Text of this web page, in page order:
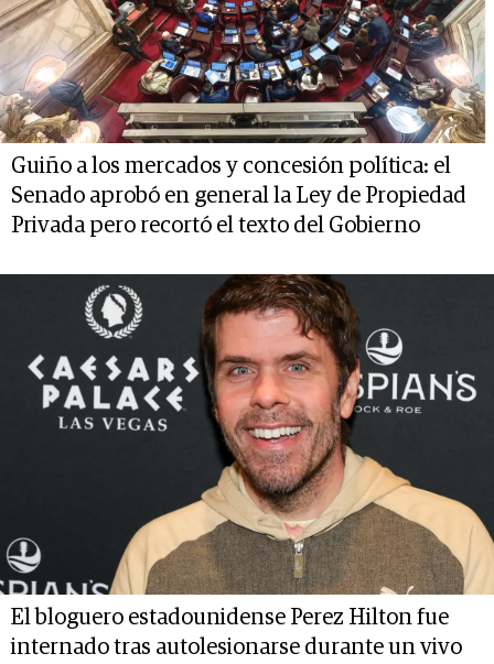
Guiño a los mercados y concesión política: el
Senado aprobó en general la Ley de Propiedad
Privada pero recortó el texto del Gobierno
El bloguero estadounidense Perez Hilton fue
internado tras autolesionarse durante un vivo